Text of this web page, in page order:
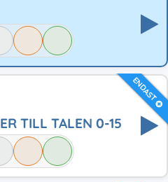
ENDAST
TILL TALEN 0-15